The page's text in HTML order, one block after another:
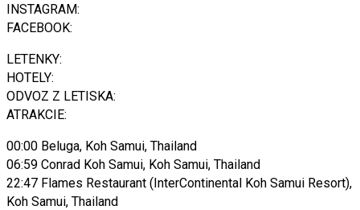
INSTAGRAM:
FACEBOOK:
LETENKY:
HOTELY:
ODVOZ Z LETISKA:
ATRAKCIE:
00:00 Beluga, Koh Samui, Thailand
06:59 Conrad Koh Samui, Koh Samui, Thailand
22:47 Flames Restaurant (InterContinental Koh Samui Resort),
Koh Samui, Thailand